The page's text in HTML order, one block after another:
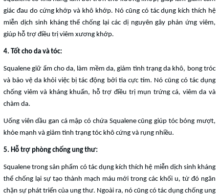
giác đau do cứng khớp và khô khớp. Nó cũng có tác dụng kích thích hệ
miễn dịch sinh kháng thể chống lại các dị nguyên gây phản ứng viêm,
giúp hỗ trợ điều trị viêm xương khớp.
4. Tốt cho da và tóc:
Squalene giữ ẩm cho da, làm mềm da, giảm tình trạng da khô, bong tróc
và bảo vệ da khỏi việc bị tác động bởi tia cực tím. Nó cũng có tác dụng
chống viêm và kháng khuẩn, hỗ trợ điều trị mụn trứng cá, viêm da và
chàm da.
Uống viên dầu gan cá mập có chứa Squalene cũng giúp tóc bóng mượt,
khỏe mạnh và giảm tình trạng tóc khô cứng và rụng nhiều.
5. Hỗ trợ phòng chống ung thư:
Squalene trong sản phẩm có tác dụng kích thích hệ miễn dịch sinh kháng
thể chống lại sự tạo thành mạch máu mới trong các khối u, từ đó ngăn
chặn sự phát triển của ung thư. Ngoài ra, nó cũng có tác dụng chống ung